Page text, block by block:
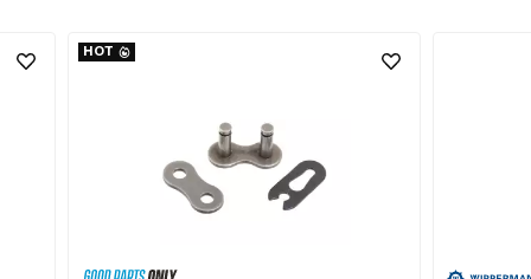
HOT